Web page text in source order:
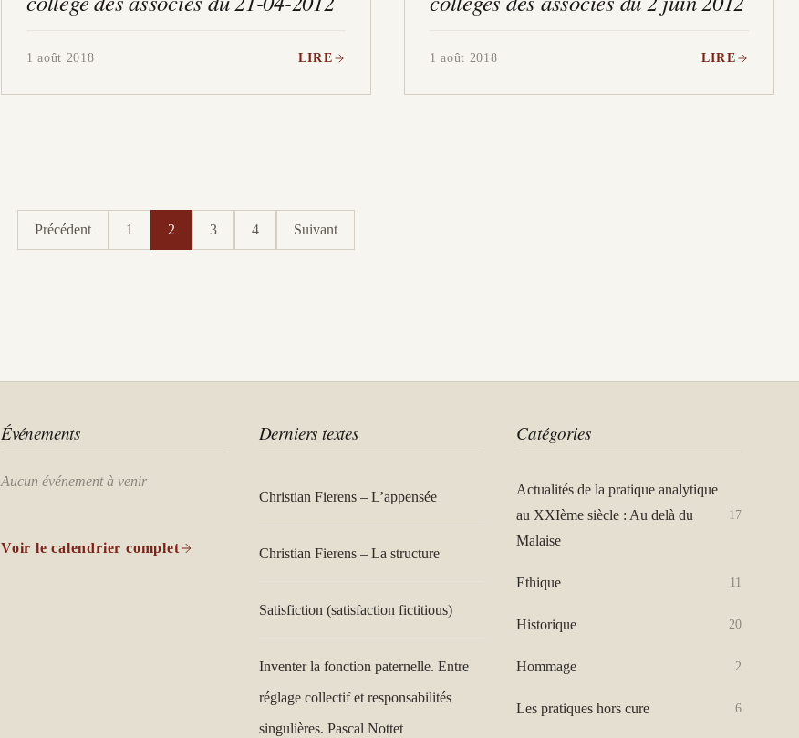
1 août 2018 LIRE 1 août 2018 LIRE
Précédent 1 2 3 4 Suivant
Événements
Aucun événement à venir
Voir le calendrier complet
Derniers textes
Christian Fierens – L’appensée
Christian Fierens – La structure
Satisfiction (satisfaction fictitious)
Inventer la fonction paternelle. Entre
réglage collectif et responsabilités
singulières. Pascal Nottet
Catégories
Actualités de la pratique analytique
au XXIème siècle : Au delà du
Malaise
17
Ethique 11
Historique 20
Hommage 2
Les pratiques hors cure 6